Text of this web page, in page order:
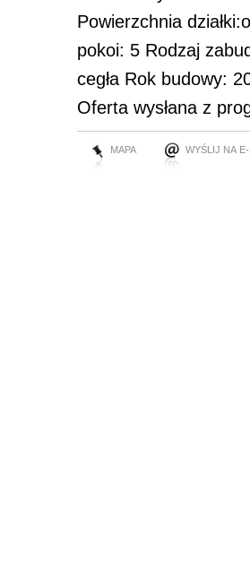
Powierzchnia
pokoi: 5 Rodzaj
cegła Rok budowy:
Oferta wysłana z
MAPA WYŚLIJ NA